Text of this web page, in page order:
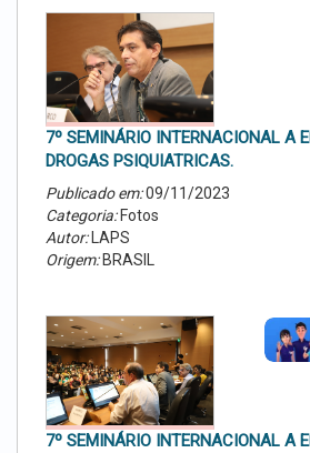
7º SEMINÁRIO INTERNACIONAL A
DROGAS PSIQUIATRICAS.
Publicado em:09/11/2023
Categoria:Fotos
Autor:LAPS
Origem:BRASIL
7º SEMINÁRIO INTERNACIONAL A